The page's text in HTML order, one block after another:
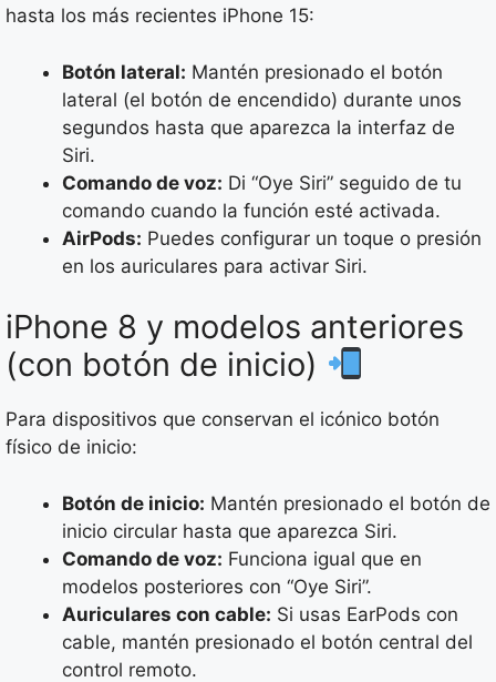
hasta los más recientes iPhone 15:
Botón lateral: Mantén presionado el botón
lateral (el botón de encendido) durante unos
segundos hasta que aparezca la interfaz de
Siri.
Comando de voz: Di “Oye Siri” seguido de tu
comando cuando la función esté activada.
AirPods: Puedes configurar un toque o presión
en los auriculares para activar Siri.
iPhone 8 y modelos anteriores
(con botón de inicio)
Para dispositivos que conservan el icónico botón
físico de inicio:
Botón de inicio: Mantén presionado el botón de
inicio circular hasta que aparezca Siri.
Comando de voz: Funciona igual que en
modelos posteriores con “Oye Siri”.
Auriculares con cable: Si usas EarPods con
cable, mantén presionado el botón central del
control remoto.